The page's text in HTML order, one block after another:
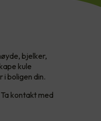
bjelker,
kule
boligen din.
kontakt med